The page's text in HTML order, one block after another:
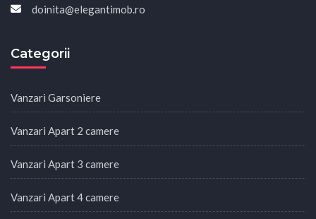
doinita@elegantimob.ro
Categorii
Vanzari Garsoniere
Vanzari Apart 2 camere
Vanzari Apart 3 camere
Vanzari Apart 4 camere